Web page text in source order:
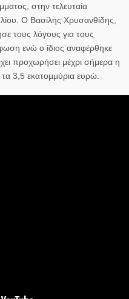
στην τελευταία
Ο Βασίλης Χρυσανθίδης,
τους λόγους για τους
ενώ ο ίδιος αναφέρθηκε
προχωρήσει μέχρι σήμερα η
3,5 εκατομμύρια ευρώ.